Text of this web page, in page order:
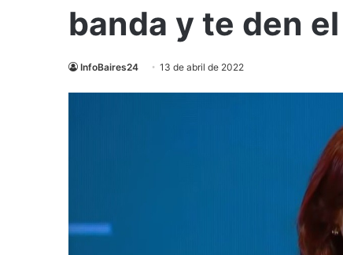
banda y te den
InfoBaires24 13 de abril de 2022